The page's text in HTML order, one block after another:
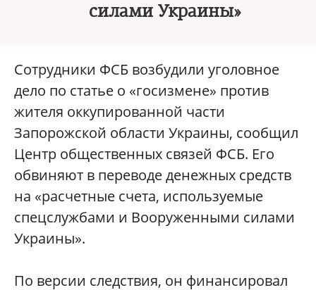
силами Украины»
Сотрудники ФСБ возбудили уголовное
дело по статье о «госизмене» против
жителя оккупированной части
Запорожской области Украины, сообщил
Центр общественных связей ФСБ. Его
обвиняют в переводе денежных средств
на «расчетные счета, используемые
спецслужбами и Вооруженными силами
Украины».
По версии следствия, он финансировал